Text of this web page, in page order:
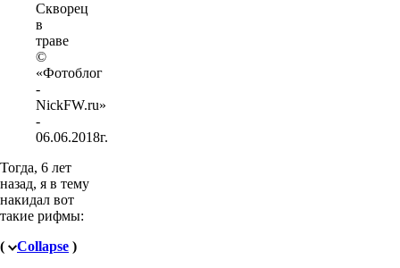
Скворец
в
траве
©
«Фотоблог
-
NickFW.ru»
-
06.06.2018г.
Тогда, 6 лет
назад, я в тему
накидал вот
такие рифмы:
(
Collapse )